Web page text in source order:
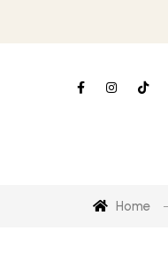
Home